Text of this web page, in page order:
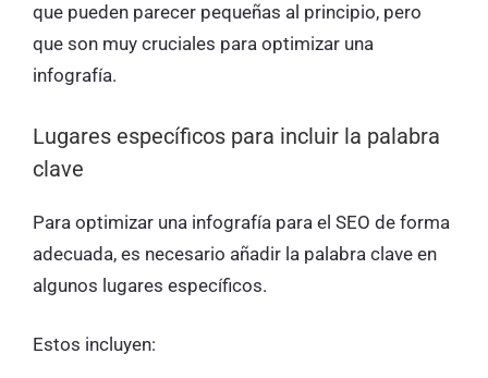
que pueden parecer pequeñas al principio, pero
que son muy cruciales para optimizar una
infografía.
Lugares específicos para incluir la palabra
clave
Para optimizar una infografía para el SEO de forma
adecuada, es necesario añadir la palabra clave en
algunos lugares específicos.
Estos incluyen: